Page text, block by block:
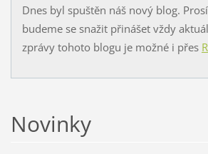
Dnes byl spuštěn náš nový blog.
budeme se snažit přinášet vždy
zprávy tohoto blogu je možné i přes
Novinky